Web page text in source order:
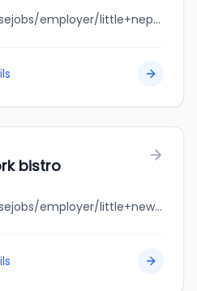
jobbank.gc.ca/browsejobs/employer/little+nepal+cuisine+inc./ca
bistro
jobbank.gc.ca/browsejobs/employer/little+new+york+bistro/ca